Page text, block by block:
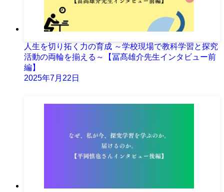
人生を切り拓く力の育成 ～学校現場で教科学習と探究
活動の両輪を揃える～【冨髙雄介先生インタビュー前
編】
2025年7月22日